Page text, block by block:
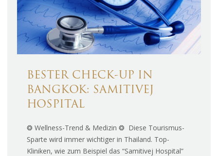
BESTER CHECK-UP IN
BANGKOK: SAMITIVEJ
HOSPITAL
❂ Wellness-Trend & Medizin ❂ Diese Tourismus-
Sparte wird immer wichtiger in Thailand. Top-
Kliniken, wie zum Beispiel das “Samitivej Hospital”